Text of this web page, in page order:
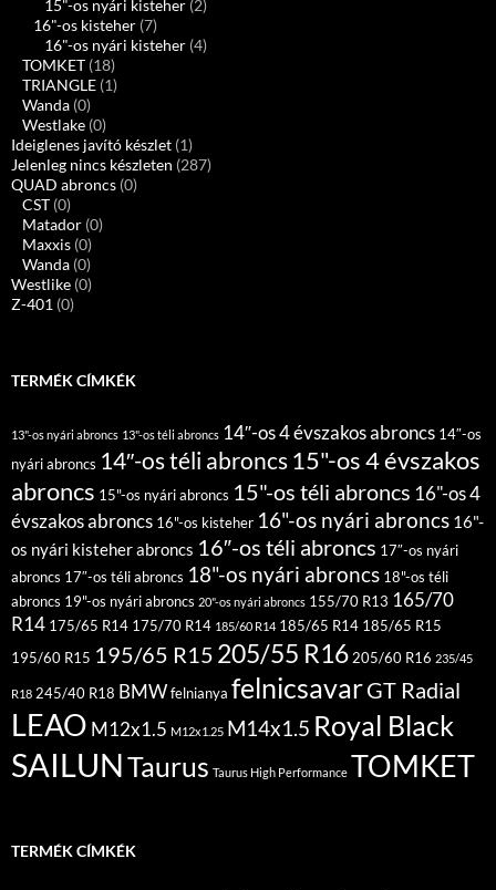
15"-os nyári kisteher (2)
16"-os kisteher (7)
16"-os nyári kisteher (4)
TOMKET (18)
TRIANGLE (1)
Wanda (0)
Westlake (0)
Ideiglenes javító készlet (1)
Jelenleg nincs készleten (287)
QUAD abroncs (0)
CST (0)
Matador (0)
Maxxis (0)
Wanda (0)
Westlike (0)
Z-401 (0)
TERMÉK CÍMKÉK
13"-os nyári abroncs 13"-os téli abroncs 14″-os 4 évszakos abroncs 14″-os
nyári abroncs 14″-os téli abroncs15"-os 4 évszakos
abroncs 15"-os nyári abroncs 15"-os téli abroncs 16"-os 4
évszakos abroncs 16"-os kisteher 16"-os nyári abroncs 16"-
os nyári kisteher abroncs 16″-os téli abroncs 17″-os nyári
abroncs 17″-os téli abroncs 18"-os nyári abroncs 18"-os téli
abroncs 19"-os nyári abroncs 20"-os nyári abroncs 155/70 R13 165/70
R14 175/65 R14 175/70 R14 185/60 R14 185/65 R14 185/65 R15
195/60 R15 195/65 R15 205/55 R16 205/60 R16 235/45
R18 245/40 R18 BMWfelnianya felnicsavarGT Radial
LEAO M12x1.5 M12x1.25 M14x1.5 Royal Black
SAILUNTaurus Taurus High Performance TOMKET
TERMÉK CÍMKÉK